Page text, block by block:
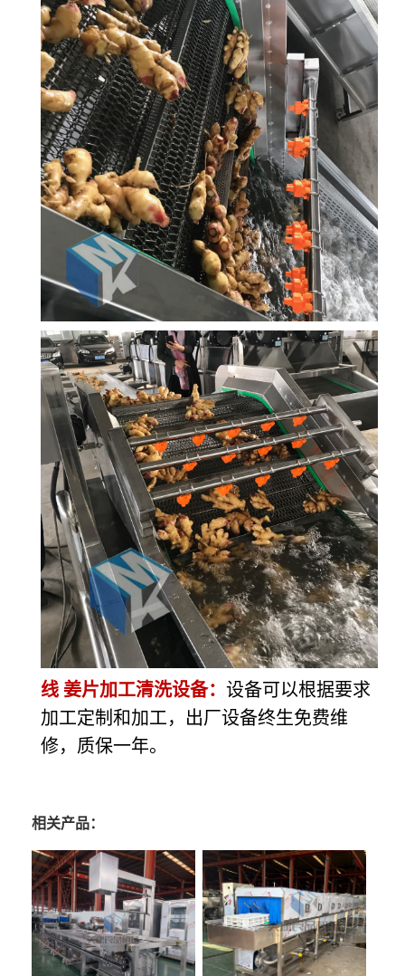
线 姜片加工清洗设备： 设备可以根据要求
加工定制和加工，出厂设备终生免费维
修，质保一年。
相关产品：